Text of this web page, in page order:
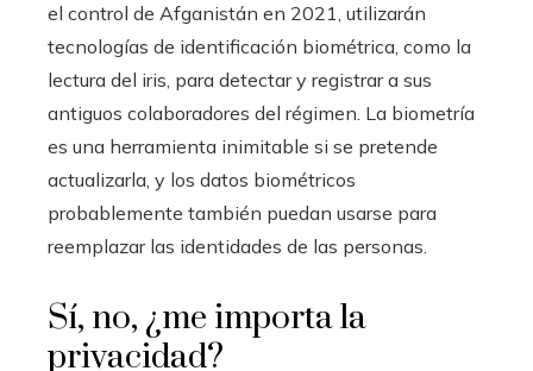
el control de Afganistán en 2021, utilizarán
tecnologías de identificación biométrica, como la
lectura del iris, para detectar y registrar a sus
antiguos colaboradores del régimen. La biometría
es una herramienta inimitable si se pretende
actualizarla, y los datos biométricos
probablemente también puedan usarse para
reemplazar las identidades de las personas.
Sí, no, ¿me importa la
privacidad?